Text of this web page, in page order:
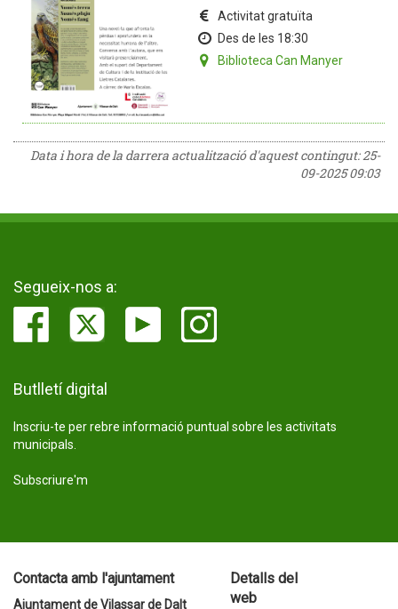
Activitat gratuïta
Des de les 18:30
Biblioteca Can Manyer
Data i hora de la darrera actualització d'aquest contingut:25-
09-2025 09:03
Segueix-nos a:
Butlletí digital
Inscriu-te per rebre informació puntual sobre les activitats
municipals.
Subscriure'm
Contacta amb l'ajuntament
Ajuntament de Vilassar de Dalt
Detalls del
web